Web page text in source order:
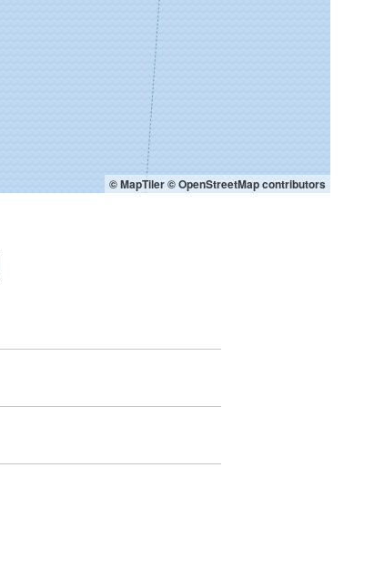
© MapTiler© OpenStreetMap contributors